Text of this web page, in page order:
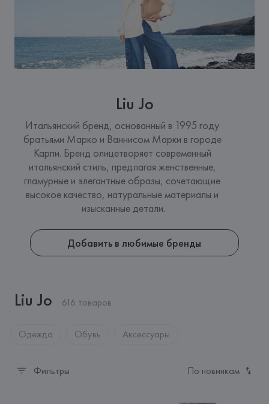
Liu Jo
Итальянский бренд, основанный в 1995 году
братьями Марко и Ваннисом Марки в городе
Карпи. Бренд олицетворяет современный
итальянский стиль, предлагая женственные,
гламурные и элегантные образы, сочетающие
высокое качество, натуральные материалы и
изысканные детали.
Добавить в любимые бренды
Liu Jo 616 товаров
Одежда Обувь Аксессуары
Фильтры По новинкам